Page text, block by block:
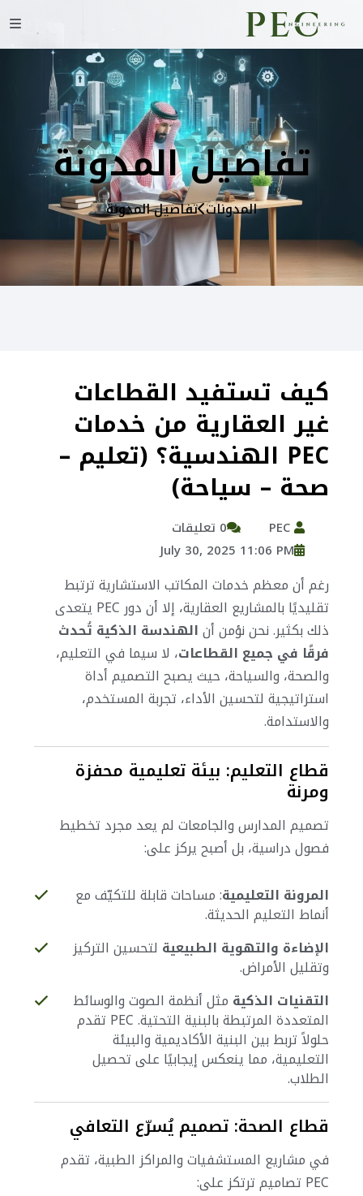
تفاصيل المدونة
المدونات تفاصيل المدونة
كيف تستفيد القطاعات
غير العقارية من خدمات
PEC الهندسية؟ (تعليم –
صحة – سياحة)
0 تعليقات
July 30, 2025 11:06 PM
رغم أن معظم خدمات المكاتب الاستشارية ترتبط
تقليديًا بالمشاريع العقارية، إلا أن دور PEC يتعدى
ذلك بكثير. نحن نؤمن أنالهندسة الذكية تُحدث
فرقًا في جميع القطاعات، لا سيما في التعليم،
والصحة، والسياحة، حيث يصبح التصميم أداة
استراتيجية لتحسين الأداء، تجربة المستخدم،
والاستدامة.
قطاع التعليم: بيئة تعليمية محفزة
ومرنة
تصميم المدارس والجامعات لم يعد مجرد تخطيط
فصول دراسية، بل أصبح يركز على:
المرونة التعليمية: مساحات قابلة للتكيّف مع
أنماط التعليم الحديثة.
الإضاءة والتهوية الطبيعية لتحسين التركيز
وتقليل الأمراض.
التقنيات الذكية مثل أنظمة الصوت والوسائط
المتعددة المرتبطة بالبنية التحتية. PEC تقدم
حلولاً تربط بين البنية الأكاديمية والبيئة
التعليمية، مما ينعكس إيجابيًا على تحصيل
الطلاب.
قطاع الصحة: تصميم يُسرّع التعافي
في مشاريع المستشفيات والمراكز الطبية، تقدم
PEC تصاميم ترتكز على: